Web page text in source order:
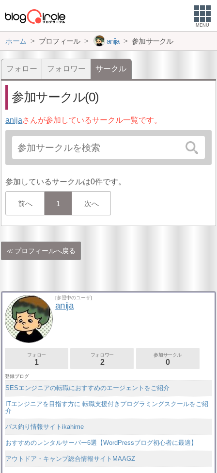
MENU
ホーム プロフィール anija 参加サークル
フォロー フォロワー サークル
参加サークル(0)
anijaさんが参加しているサークル一覧です。
参加しているサークルは0件です。
前へ 1 次へ
プロフィールへ戻る
[参照中のユーザ]
anija
フォロー
1
フォロワー
2
参加サークル
0
登録ブログ
SESエンジニアの転職におすすめのエージェントをご紹介
ITエンジニアを目指す方に 転職支援付きプログラミングスクールをご紹
介
バス釣り情報サイトikahime
おすすめのレンタルサーバー6選【WordPressブログ初心者に最適】
アウトドア・キャンプ総合情報サイトMAAGZ